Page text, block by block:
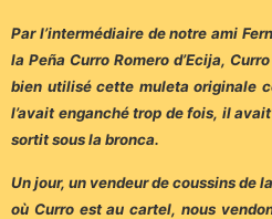
Par l’intermédiaire de notre ami
la Peña Curro Romero d’Ecija,
bien utilisé cette muleta originale
l’avait enganché trop de fois, il
sortit sous la bronca.
Un jour, un vendeur de coussins de
où Curro est au cartel, nous